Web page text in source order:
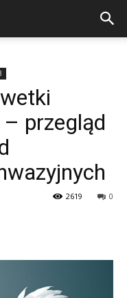
przegląd
0
2619